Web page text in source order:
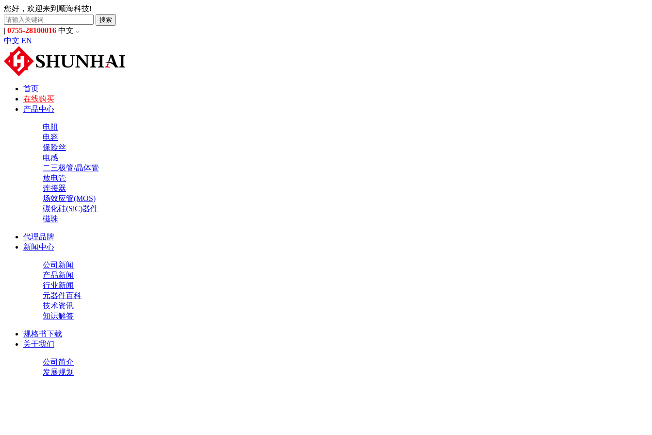
您好，欢迎来到顺海科技!
搜索
| 0755-28100016 中文
中文 EN
首页
在线购买
产品中心
电阻
电容
保险丝
电感
二三极管/晶体管
放电管
连接器
场效应管(MOS)
碳化硅(SiC)器件
磁珠
代理品牌
新闻中心
公司新闻
产品新闻
行业新闻
元器件百科
技术资讯
知识解答
规格书下载
关于我们
公司简介
发展规划